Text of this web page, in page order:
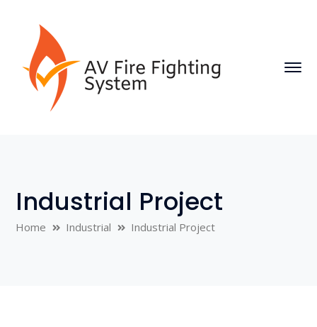
Industrial Project
Home Industrial Industrial Project